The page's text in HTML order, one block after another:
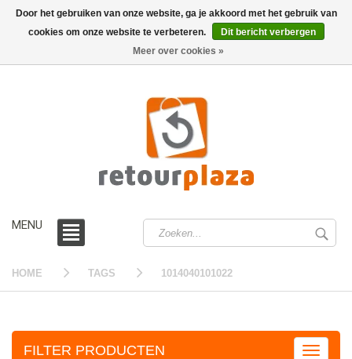
MENU
HOME TAGS 1014040101022
FILTER PRODUCTEN
Door het gebruiken van onze website, ga je akkoord met het gebruik van
cookies om onze website te verbeteren.
Dit bericht verbergen
Meer over cookies »